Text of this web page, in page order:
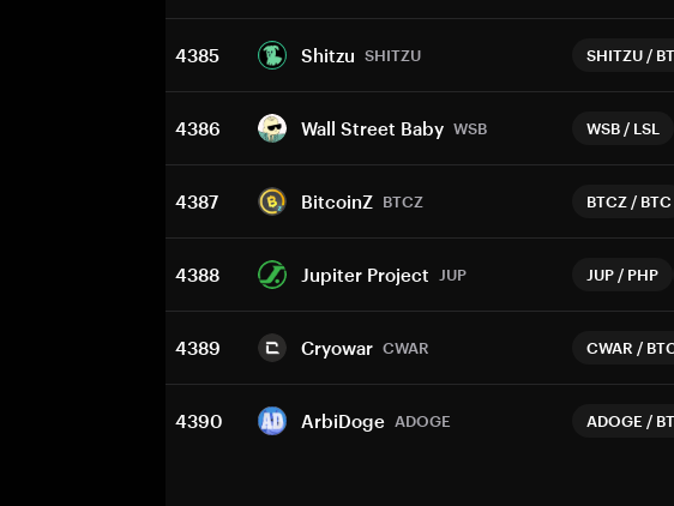
4385 Shitzu SHITZU SHITZU /
4386 Wall Street Baby WSB WSB / LSL
4387 BitcoinZ BTCZ BTCZ / BTC
4388 Jupiter Project JUP JUP / PHP
4389 Cryowar CWAR CWAR /
4390 ArbiDoge ADOGE ADOGE /